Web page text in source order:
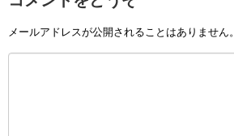
メールアドレスが公開されることはありません。